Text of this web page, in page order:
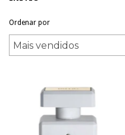
Ordenar por